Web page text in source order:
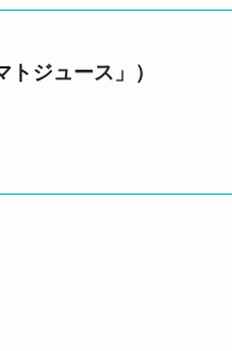
ジュース」）